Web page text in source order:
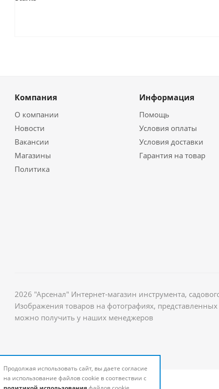
Компания
О компании
Новости
Вакансии
Магазины
Политика
Информация
Помощь
Условия оплаты
Условия доставки
Гарантия на товар
2026 "Арсенал" Интернет-магазин инструмента,
Изображения товаров на фотографиях,
можно получить у наших менеджеров
Продолжая использовать сайт, вы даете согласие
на использование файлов cookie в соотвествии с